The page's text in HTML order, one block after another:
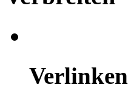
Verlinken